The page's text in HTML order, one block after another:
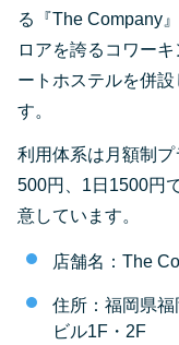
る『The Company
ロアを誇るコワー
ートホステルを併
す。
利用体系は月額制
500円、1日1500円
意しています。
店舗名：The
住所：福岡県
ビル1F・2F